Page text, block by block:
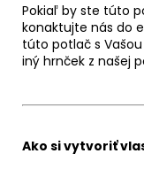
Pokiaľ by ste túto
konaktujte nás do
túto potlač s
iný hrnček z našej
Ako si vytvoriť